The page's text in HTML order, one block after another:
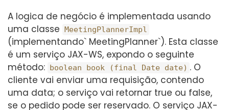
A logica de negócio é implementada usando
uma classe MeetingPlannerImpl
(implementando` MeetingPlanner`). Esta classe
é um serviço JAX-WS, expondo o seguinte
método: boolean book (final Date date) . O
cliente vai enviar uma requisição, contendo
uma data; o serviço vai retornar true ou false,
se o pedido pode ser reservado. O serviço JAX-